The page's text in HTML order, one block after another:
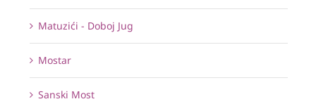
Matuzići - Doboj Jug
Mostar
Sanski Most